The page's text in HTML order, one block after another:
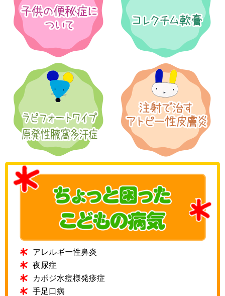
アレルギー性鼻炎
夜尿症
カポジ水痘様発疹症
手足口病